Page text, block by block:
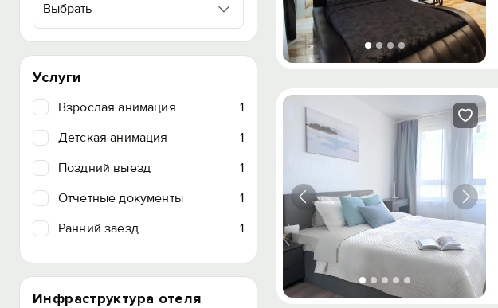
Выбрать
Услуги
Взрослая анимация
1
Детская анимация
1
Поздний выезд
1
Отчетные документы
1
Ранний заезд
1
Инфраструктура отеля